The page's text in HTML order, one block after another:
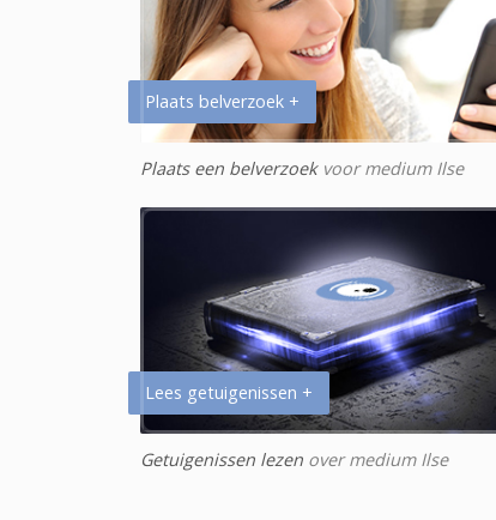
Plaats belverzoek +
Plaats een belverzoekvoor medium Ilse
Lees getuigenissen +
Getuigenissen lezen over medium Ilse